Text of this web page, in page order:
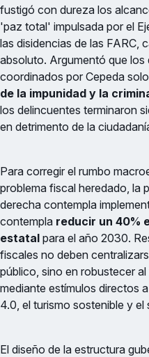
fustigó con dureza los
'paz total' impulsada por el
las disidencias de las FARC,
absoluto. Argumentó que
coordinados por Cepeda
de la impunidad y la
los delincuentes terminaron
en detrimento de la
Para corregir el rumbo
problema fiscal heredado, la
derecha contempla
contempla reducir un 40%
estatal para el año 2030.
fiscales no deben
público, sino en robustecer
mediante estímulos directos
4.0, el turismo sostenible y
El diseño de la estructura